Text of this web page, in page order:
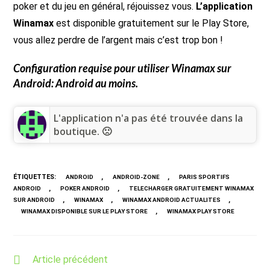
poker et du jeu en général, réjouissez vous. L’application
Winamax est disponible gratuitement sur le Play Store,
vous allez perdre de l’argent mais c’est trop bon !
Configuration requise pour utiliserWinamaxsur
Android: Android au moins.
L'application n'a pas été trouvée dans la
boutique. 🙁
ÉTIQUETTES: ANDROID , ANDROID-ZONE ,
PARIS SPORTIFS
ANDROID
, POKER ANDROID ,
TELECHARGER GRATUITEMENT WINAMAX
SUR ANDROID
, WINAMAX , WINAMAX ANDROID ACTUALITES ,
WINAMAX DISPONIBLE SUR LE PLAY STORE , WINAMAX PLAY STORE
Read Article précédent